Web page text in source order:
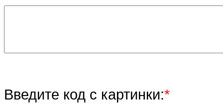
Введите код с картинки:*